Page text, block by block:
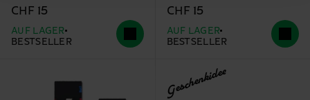
CHF 15
AUF LAGER
BESTSELLER
CHF 15
AUF LAGER
BESTSELLER
Geschenkidee